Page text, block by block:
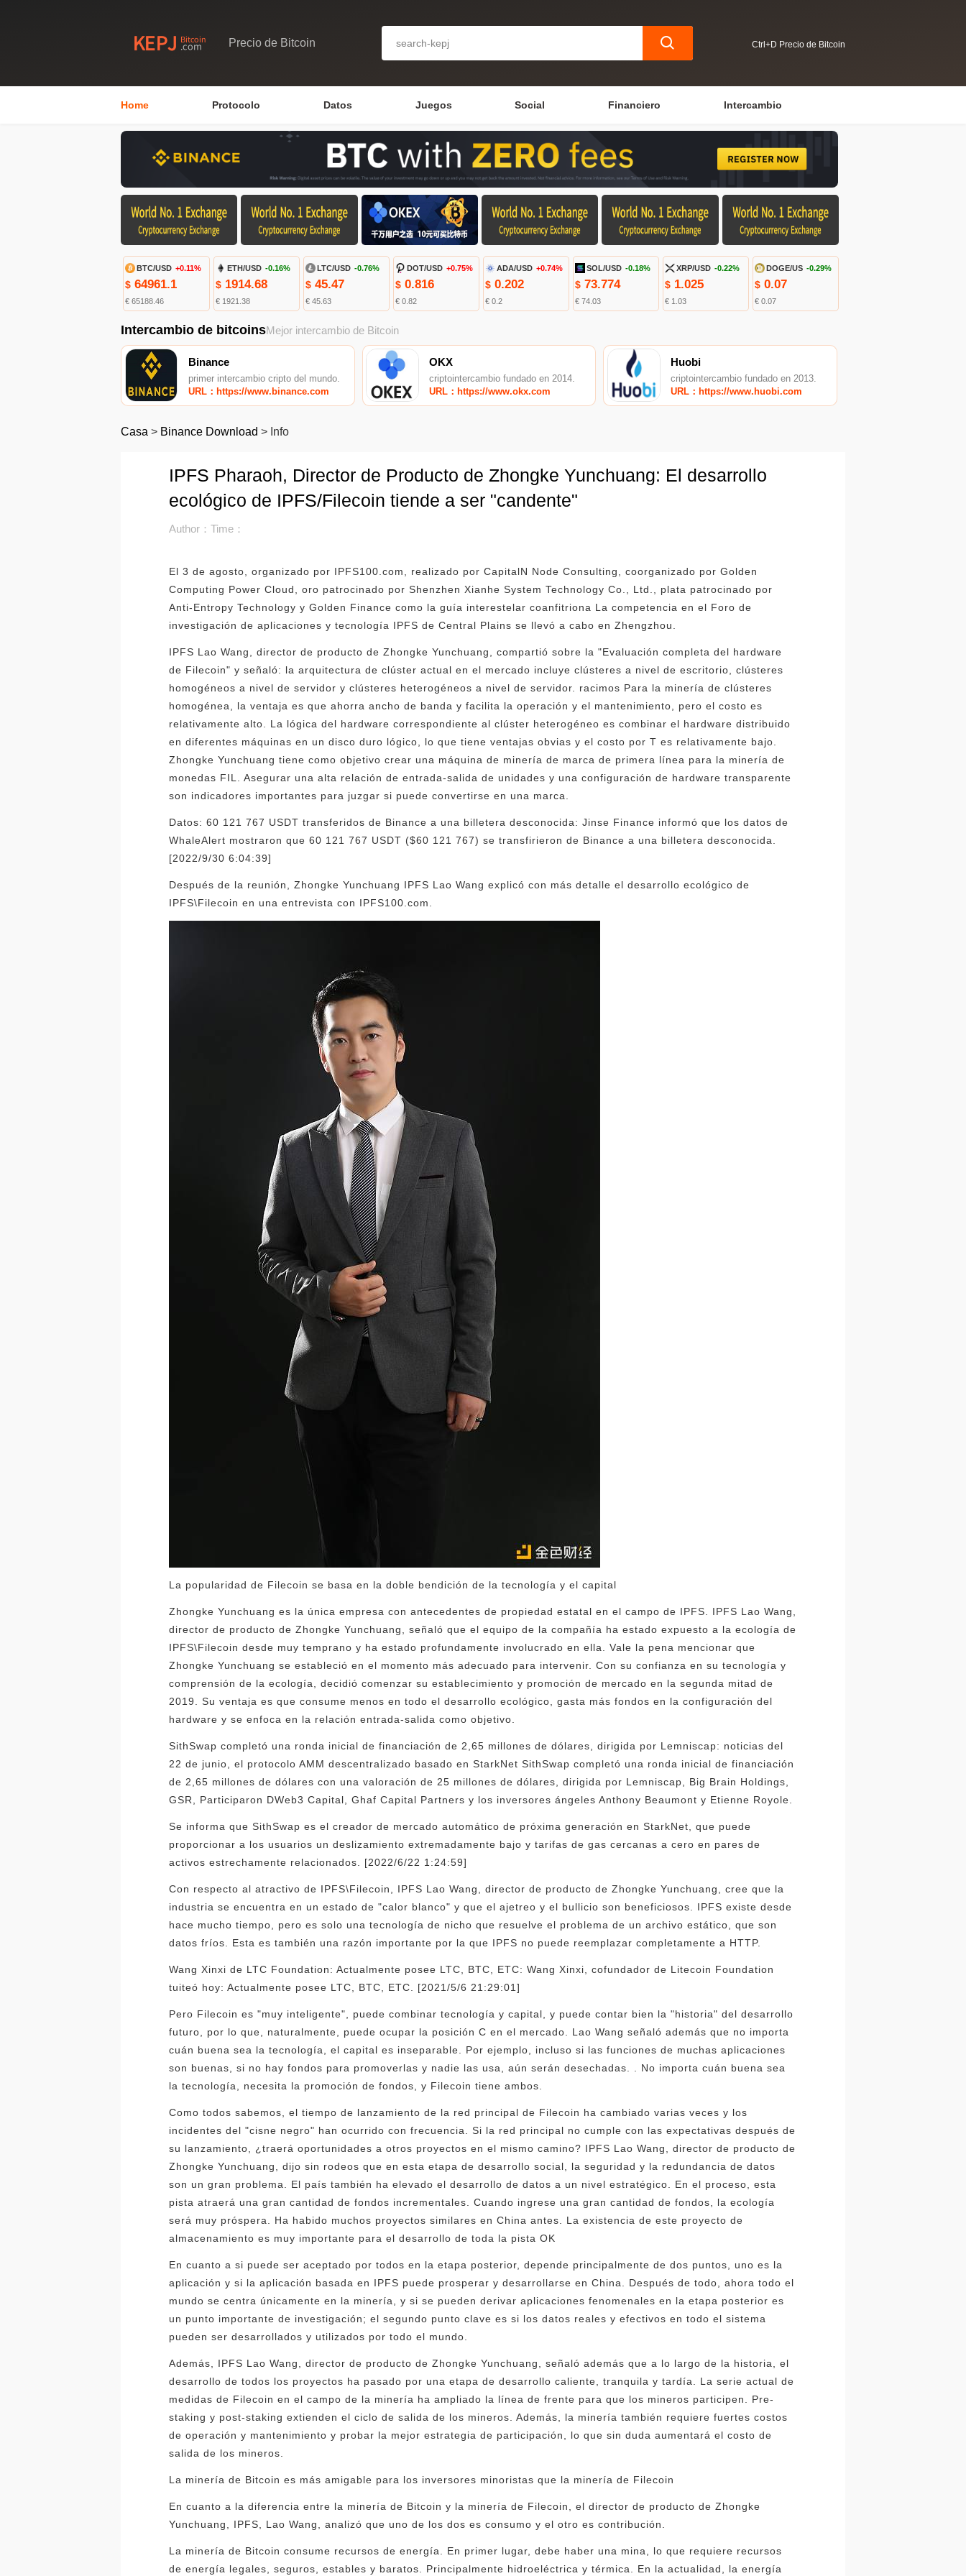
Precio de Bitcoin Ctrl+D Precio de Bitcoin
Home Protocolo Datos Juegos Social Financiero Intercambio
BTC/USD +0.11%
$ 64961.1
€ 65188.46
ETH/USD -0.16%
$1914.68
€ 1921.38
LTC/USD -0.76%
$45.47
€ 45.63
DOT/USD +0.75%
$0.816
€ 0.82
ADA/USD +0.74%
$0.202
€ 0.2
SOL/USD -0.18%
$ 73.774
€ 74.03
XRP/USD -0.22%
$ 1.025
€ 1.03
DOGE/US -0.29%
$ 0.07
€ 0.07
Intercambio de bitcoinsMejor intercambio de Bitcoin
Binance
primer intercambio cripto del mundo.
URL：https://www.binance.com
OKX
criptointercambio fundado en 2014.
URL：https://www.okx.com
Huobi
criptointercambio fundado en 2013.
URL：https://www.huobi.com
Casa > Binance Download > Info
IPFS Pharaoh, Director de Producto de Zhongke Yunchuang: El desarrollo
ecológico de IPFS/Filecoin tiende a ser "candente"
Author：Time：
El 3 de agosto, organizado por IPFS100.com, realizado por CapitalN Node Consulting, coorganizado por Golden
Computing Power Cloud, oro patrocinado por Shenzhen Xianhe System Technology Co., Ltd., plata patrocinado por
Anti-Entropy Technology y Golden Finance como la guía interestelar coanfitriona La competencia en el Foro de
investigación de aplicaciones y tecnología IPFS de Central Plains se llevó a cabo en Zhengzhou.
IPFS Lao Wang, director de producto de Zhongke Yunchuang, compartió sobre la "Evaluación completa del hardware
de Filecoin" y señaló: la arquitectura de clúster actual en el mercado incluye clústeres a nivel de escritorio, clústeres
homogéneos a nivel de servidor y clústeres heterogéneos a nivel de servidor. racimos Para la minería de clústeres
homogénea, la ventaja es que ahorra ancho de banda y facilita la operación y el mantenimiento, pero el costo es
relativamente alto. La lógica del hardware correspondiente al clúster heterogéneo es combinar el hardware distribuido
en diferentes máquinas en un disco duro lógico, lo que tiene ventajas obvias y el costo por T es relativamente bajo.
Zhongke Yunchuang tiene como objetivo crear una máquina de minería de marca de primera línea para la minería de
monedas FIL. Asegurar una alta relación de entrada-salida de unidades y una configuración de hardware transparente
son indicadores importantes para juzgar si puede convertirse en una marca.
Datos: 60 121 767 USDT transferidos de Binance a una billetera desconocida: Jinse Finance informó que los datos de
WhaleAlert mostraron que 60 121 767 USDT ($60 121 767) se transfirieron de Binance a una billetera desconocida.
[2022/9/30 6:04:39]
Después de la reunión, Zhongke Yunchuang IPFS Lao Wang explicó con más detalle el desarrollo ecológico de
IPFS\Filecoin en una entrevista con IPFS100.com.
La popularidad de Filecoin se basa en la doble bendición de la tecnología y el capital
Zhongke Yunchuang es la única empresa con antecedentes de propiedad estatal en el campo de IPFS. IPFS Lao Wang,
director de producto de Zhongke Yunchuang, señaló que el equipo de la compañía ha estado expuesto a la ecología de
IPFS\Filecoin desde muy temprano y ha estado profundamente involucrado en ella. Vale la pena mencionar que
Zhongke Yunchuang se estableció en el momento más adecuado para intervenir. Con su confianza en su tecnología y
comprensión de la ecología, decidió comenzar su establecimiento y promoción de mercado en la segunda mitad de
2019. Su ventaja es que consume menos en todo el desarrollo ecológico, gasta más fondos en la configuración del
hardware y se enfoca en la relación entrada-salida como objetivo.
SithSwap completó una ronda inicial de financiación de 2,65 millones de dólares, dirigida por Lemniscap: noticias del
22 de junio, el protocolo AMM descentralizado basado en StarkNet SithSwap completó una ronda inicial de financiación
de 2,65 millones de dólares con una valoración de 25 millones de dólares, dirigida por Lemniscap, Big Brain Holdings,
GSR, Participaron DWeb3 Capital, Ghaf Capital Partners y los inversores ángeles Anthony Beaumont y Etienne Royole.
Se informa que SithSwap es el creador de mercado automático de próxima generación en StarkNet, que puede
proporcionar a los usuarios un deslizamiento extremadamente bajo y tarifas de gas cercanas a cero en pares de
activos estrechamente relacionados. [2022/6/22 1:24:59]
Con respecto al atractivo de IPFS\Filecoin, IPFS Lao Wang, director de producto de Zhongke Yunchuang, cree que la
industria se encuentra en un estado de "calor blanco" y que el ajetreo y el bullicio son beneficiosos. IPFS existe desde
hace mucho tiempo, pero es solo una tecnología de nicho que resuelve el problema de un archivo estático, que son
datos fríos. Esta es también una razón importante por la que IPFS no puede reemplazar completamente a HTTP.
Wang Xinxi de LTC Foundation: Actualmente posee LTC, BTC, ETC: Wang Xinxi, cofundador de Litecoin Foundation
tuiteó hoy: Actualmente posee LTC, BTC, ETC. [2021/5/6 21:29:01]
Pero Filecoin es "muy inteligente", puede combinar tecnología y capital, y puede contar bien la "historia" del desarrollo
futuro, por lo que, naturalmente, puede ocupar la posición C en el mercado. Lao Wang señaló además que no importa
cuán buena sea la tecnología, el capital es inseparable. Por ejemplo, incluso si las funciones de muchas aplicaciones
son buenas, si no hay fondos para promoverlas y nadie las usa, aún serán desechadas. . No importa cuán buena sea
la tecnología, necesita la promoción de fondos, y Filecoin tiene ambos.
Como todos sabemos, el tiempo de lanzamiento de la red principal de Filecoin ha cambiado varias veces y los
incidentes del "cisne negro" han ocurrido con frecuencia. Si la red principal no cumple con las expectativas después de
su lanzamiento, ¿traerá oportunidades a otros proyectos en el mismo camino? IPFS Lao Wang, director de producto de
Zhongke Yunchuang, dijo sin rodeos que en esta etapa de desarrollo social, la seguridad y la redundancia de datos
son un gran problema. El país también ha elevado el desarrollo de datos a un nivel estratégico. En el proceso, esta
pista atraerá una gran cantidad de fondos incrementales. Cuando ingrese una gran cantidad de fondos, la ecología
será muy próspera. Ha habido muchos proyectos similares en China antes. La existencia de este proyecto de
almacenamiento es muy importante para el desarrollo de toda la pista OK
En cuanto a si puede ser aceptado por todos en la etapa posterior, depende principalmente de dos puntos, uno es la
aplicación y si la aplicación basada en IPFS puede prosperar y desarrollarse en China. Después de todo, ahora todo el
mundo se centra únicamente en la minería, y si se pueden derivar aplicaciones fenomenales en la etapa posterior es
un punto importante de investigación; el segundo punto clave es si los datos reales y efectivos en todo el sistema
pueden ser desarrollados y utilizados por todo el mundo.
Además, IPFS Lao Wang, director de producto de Zhongke Yunchuang, señaló además que a lo largo de la historia, el
desarrollo de todos los proyectos ha pasado por una etapa de desarrollo caliente, tranquila y tardía. La serie actual de
medidas de Filecoin en el campo de la minería ha ampliado la línea de frente para que los mineros participen. Pre-
staking y post-staking extienden el ciclo de salida de los mineros. Además, la minería también requiere fuertes costos
de operación y mantenimiento y probar la mejor estrategia de participación, lo que sin duda aumentará el costo de
salida de los mineros.
La minería de Bitcoin es más amigable para los inversores minoristas que la minería de Filecoin
En cuanto a la diferencia entre la minería de Bitcoin y la minería de Filecoin, el director de producto de Zhongke
Yunchuang, IPFS, Lao Wang, analizó que uno de los dos es consumo y el otro es contribución.
La minería de Bitcoin consume recursos de energía. En primer lugar, debe haber una mina, lo que requiere recursos
de energía legales, seguros, estables y baratos. Principalmente hidroeléctrica y térmica. En la actualidad, la energía